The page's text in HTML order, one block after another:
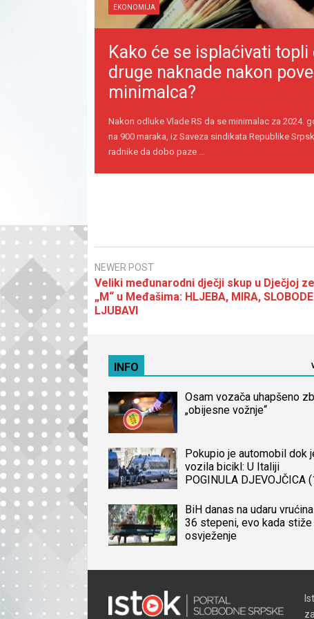
EKONOMIJA
Kako će se isplaćivati topli
druge naknade nakon
minimalca?
Nakon odluke Vlade RS da se minimalac za 2024.
na 900 maraka, iz Saveza sindikata Republike
radnike da dobo paze ...
NEWER POST
Veliki međunarodni dječji skup u Dječjoj
„M“ u Međašima: HLJEBA, MIRA, SLOBODE I
LJUBAVI
INFO
Osam vozača uhapšeno
„obijesne vožnje“
Pokupio je automobil dok
vozila bicikl: U Italiji
POGINULA DJEVOJČICA
tijela
BiH danas na udaru
36 stepeni, evo kada stiže
osvježenje